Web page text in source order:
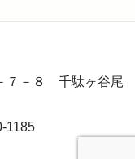
７－８ 千駄ヶ谷尾
1185